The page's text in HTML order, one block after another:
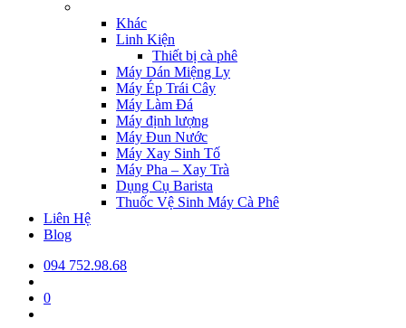
Khác
Linh Kiện
Thiết bị cà phê
Máy Dán Miệng Ly
Máy Ép Trái Cây
Máy Làm Đá
Máy định lượng
Máy Đun Nước
Máy Xay Sinh Tố
Máy Pha – Xay Trà
Dụng Cụ Barista
Thuốc Vệ Sinh Máy Cà Phê
Liên Hệ
Blog
094 752.98.68
0